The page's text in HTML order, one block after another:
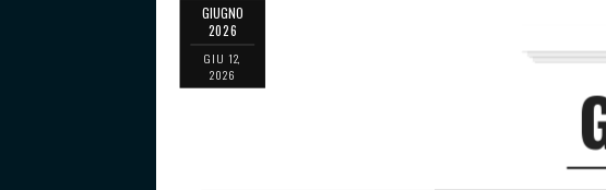
GIUGNO
2026
GIU 12,
2026